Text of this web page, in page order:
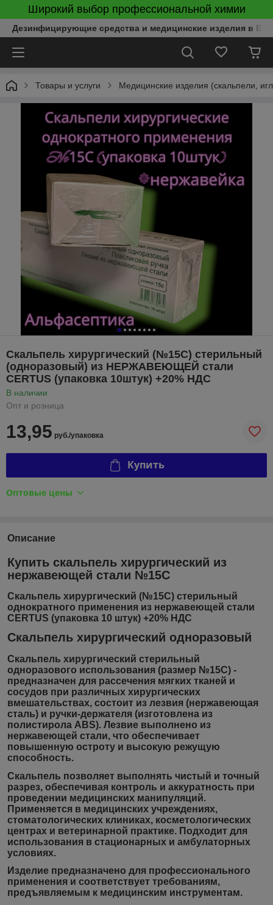
Широкий выбор профессиональной химии
Дезинфицирующие средства и медицинские изделия в
Товары и услуги Медицинские изделия (скальпели,
Скальпель хирургический (№15С) стерильный
(одноразовый) из НЕРЖАВЕЮЩЕЙ стали
CERTUS (упаковка 10штук) +20% НДС
В наличии
Опт и розница
13,95 руб./упаковка
Купить
Оптовые цены
Описание
Купить скальпель хирургический из
нержавеющей стали №15С
Скальпель хирургический (№15С) стерильный
однократного применения из нержавеющей стали
CERTUS (упаковка 10 штук) +20% НДС
Скальпель хирургический одноразовый
Скальпель хирургический стерильный
одноразового использования (размер №15С) -
предназначен для рассечения мягких тканей и
сосудов при различных хирургических
вмешательствах, состоит из лезвия (нержавеющая
сталь) и ручки-держателя (изготовлена из
полистирола ABS). Лезвие выполнено из
нержавеющей стали, что обеспечивает
повышенную остроту и высокую режущую
способность.
Скальпель позволяет выполнять чистый и точный
разрез, обеспечивая контроль и аккуратность при
проведении медицинских манипуляций.
Применяется в медицинских учреждениях,
стоматологических клиниках, косметологических
центрах и ветеринарной практике. Подходит для
использования в стационарных и амбулаторных
условиях.
Изделие предназначено для профессионального
применения и соответствует требованиям,
предъявляемым к медицинским инструментам.